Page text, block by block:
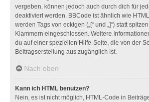
vergeben, können jedoch auch durch dich für
deaktiviert werden. BBCode ist ähnlich wie
werden Tags von eckigen („[“ und „]“) statt spitzen
Klammern eingeschlossen. Weitere
du auf einer speziellen Hilfe-Seite, die von der
Beitragserstellung aus zugänglich ist.
Nach oben
Kann ich HTML benutzen?
Nein, es ist nicht möglich, HTML-Code in